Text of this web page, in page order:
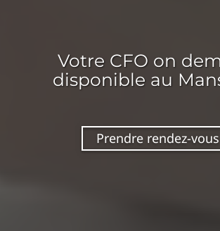
Votre CFO on
disponible au
Prendre rendez-vous